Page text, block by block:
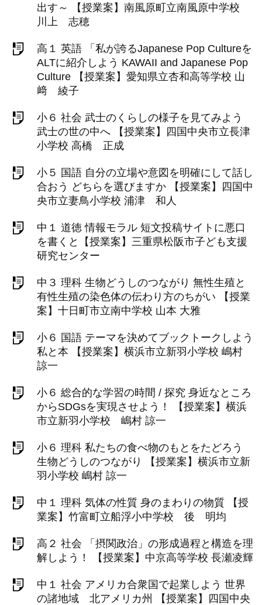
出す～ 【授業案】南風原町立南風原中学校
川上 志穂
高１ 英語 「私が誇るJapanese Pop Cultureを
ALTに紹介しよう KAWAII and Japanese Pop
Culture 【授業案】愛知県立杏和高等学校 山
﨑 綾子
小６ 社会 武士のくらしの様子を見てみよう
武士の世の中へ 【授業案】四国中央市立長津
小学校 高橋 正成
小５ 国語 自分の立場や意図を明確にして話し
合おう どちらを選びますか 【授業案】四国中
央市立妻鳥小学校 浦津 和人
中１ 道徳 情報モラル 短文投稿サイトに悪口
を書くと【授業案】三重県松阪市子ども支援
研究センター
中３ 理科 生物どうしのつながり 無性生殖と
有性生殖の染色体の伝わり方のちがい 【授業
案】十日町市立南中学校 山本 大雅
小６ 国語 テーマを決めてブックトークしよう
私と本 【授業案】横浜市立新羽小学校 嶋村
諒一
小６ 総合的な学習の時間 / 探究 身近なところ
からSDGsを実現させよう！ 【授業案】横浜
市立新羽小学校 嶋村 諒一
小６ 理科 私たちの食べ物のもとをたどろう
生物どうしのつながり 【授業案】横浜市立新
羽小学校 嶋村 諒一
中１ 理科 気体の性質 身のまわりの物質 【授
業案】竹富町立船浮小中学校 後 明均
高２ 社会 「摂関政治」の形成過程と構造を理
解しよう！ 【授業案】中京高等学校 長瀬凌輝
中１ 社会 アメリカ合衆国で起業しよう 世界
の諸地域 北アメリカ州 【授業案】四国中央